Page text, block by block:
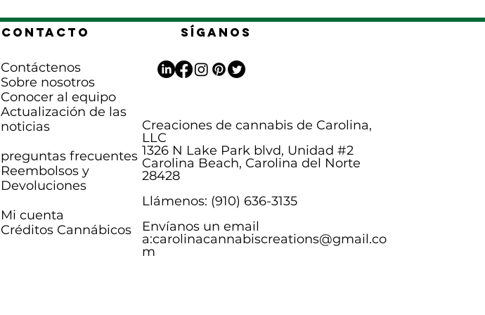
Contacto
Contáctenos
Sobre nosotros
Conocer al equipo
Actualización de las
noticias
preguntas frecuentes
Reembolsos y
Devoluciones
Mi cuenta
Créditos Cannábicos
Síganos
Creaciones de cannabis de Carolina,
LLC
1326 N Lake Park blvd, Unidad #2
Carolina Beach, Carolina del Norte
28428
Llámenos: (910) 636-3135
Envíanos un email
a:carolinacannabiscreations@gmail.co
m